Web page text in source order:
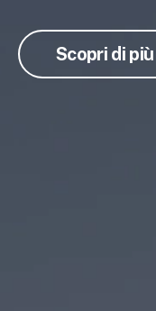
Scopri di più